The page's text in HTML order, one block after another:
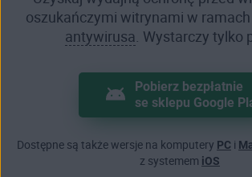
oszukańczymi witrynami w ramach
antywirusa . Wystarczy tylko
Pobierz bezpłatnie
se sklepu Google
Dostępne są także wersje na komputery PC i
z systemem iOS